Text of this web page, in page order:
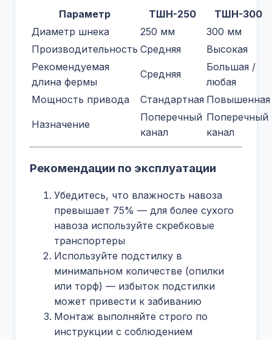
Параметр ТШН-250
ТШН-300
Диаметр шнека
250 мм
300 мм
Производительность Средняя
Высокая
Рекомендуемая
длина фермы
Средняя
Большая /
любая
Мощность привода
Стандартная Повышенная
Назначение
Поперечный
канал
Поперечный
канал
Рекомендации по эксплуатации
Убедитесь, что влажность навоза
превышает 75% — для более сухого
навоза используйте скребковые
транспортеры
Используйте подстилку в
минимальном количестве (опилки
или торф) — избыток подстилки
может привести к забиванию
Монтаж выполняйте строго по
инструкции с соблюдением